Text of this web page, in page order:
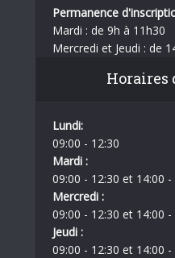
Permanence
Mardi : de 9h à 11h30
Mercredi et Jeudi : de
Horaires
Lundi:
09:00 - 12:30
Mardi :
09:00 - 12:30 et 14:00 -
Mercredi :
09:00 - 12:30 et 14:00 -
Jeudi :
09:00 - 12:30 et 14:00 -